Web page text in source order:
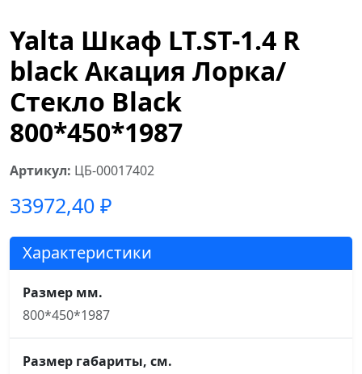
Yalta Шкаф LT.ST-1.4 R
black Акация Лорка/
Стекло Black
800*450*1987
Артикул: ЦБ-00017402
33972,40 ₽
Характеристики
Размер мм.
800*450*1987
Размер габариты, см.